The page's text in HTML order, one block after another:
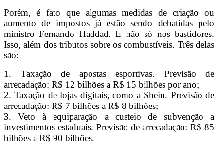
Porém, é fato que algumas medidas de criação ou
aumento de impostos já estão sendo debatidas pelo
ministro Fernando Haddad. E não só nos bastidores.
Isso, além dos tributos sobre os combustíveis. Três delas
são:
1. Taxação de apostas esportivas. Previsão de
arrecadação: R$ 12 bilhões a R$ 15 bilhões por ano;
2. Taxação de lojas digitais, como a Shein. Previsão de
arrecadação: R$ 7 bilhões a R$ 8 bilhões;
3. Veto à equiparação a custeio de subvenção a
investimentos estaduais. Previsão de arrecadação: R$ 85
bilhões a R$ 90 bilhões.